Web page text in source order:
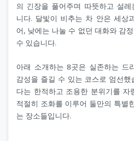
의 긴장을 풀어주며 따뜻하고 설
니다. 달빛이 비추는 차 안은 세상
어, 낮에는 나눌 수 없던 대화와 감
수 있습니다.
아래 소개하는 8곳은 실존하는 드
감성을 즐길 수 있는 코스로 엄선했
다는 한적하고 조용한 분위기를 자
적절히 조화를 이루어 둘만의 특별
는 장소들입니다.